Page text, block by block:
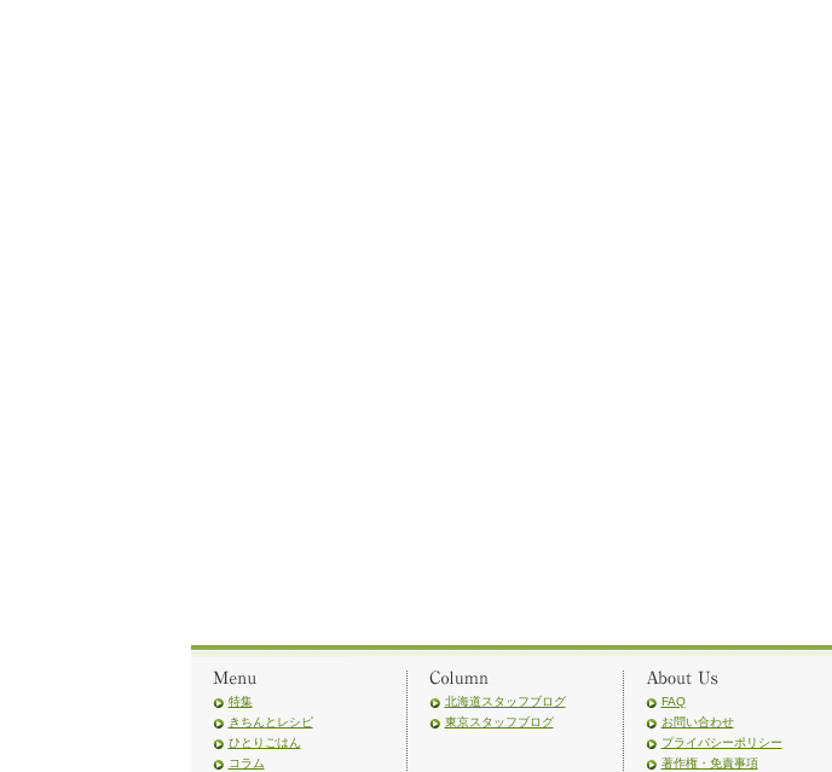
特集
きちんとレシピ
ひとりごはん
コラム
北海道スタッフブログ
東京スタッフブログ
FAQ
お問い合わせ
プライバシーポリシー
著作権・免責事項